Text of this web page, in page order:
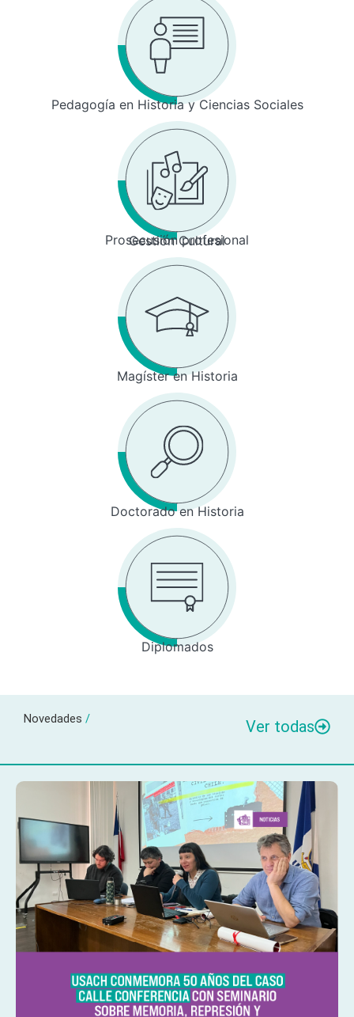
Pedagogía en Historia y Ciencias Sociales
Prosecusión profesional
Gestión Cultural
Magíster en Historia
Doctorado en Historia
Diplomados
Novedades / Ver todas